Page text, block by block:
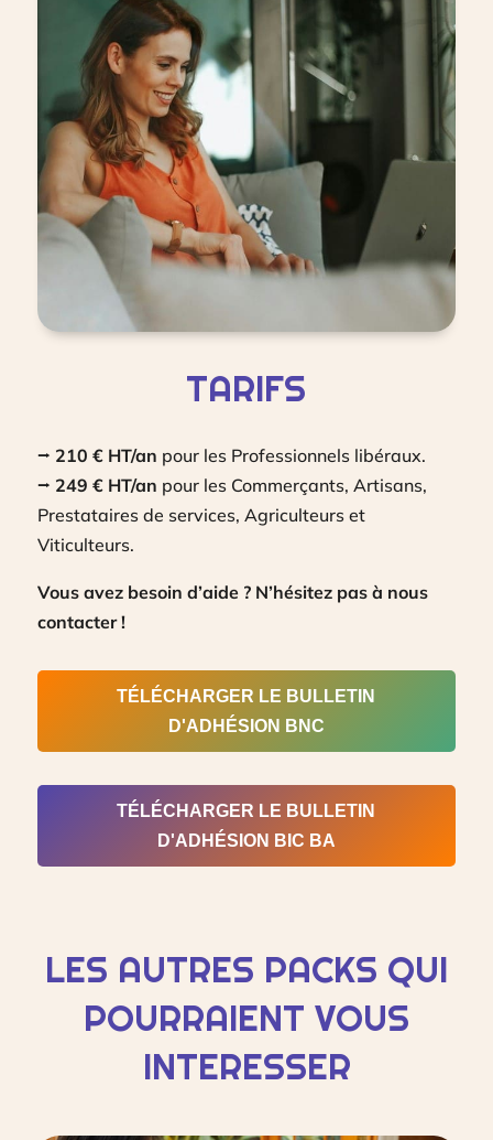
TARIFS
⭢ 210 € HT/an pour les Professionnels libéraux.
⭢ 249 € HT/an pour les Commerçants, Artisans,
Prestataires de services, Agriculteurs et
Viticulteurs.
Vous avez besoin d’aide ? N’hésitez pas à nous
contacter !
TÉLÉCHARGER LE BULLETIN
D'ADHÉSION BNC
TÉLÉCHARGER LE BULLETIN
D'ADHÉSION BIC BA
LES AUTRES PACKS QUI
POURRAIENT VOUS
INTERESSER